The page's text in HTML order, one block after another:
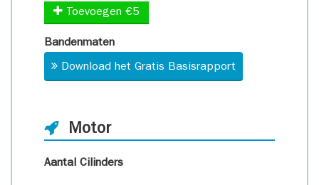
Toevoegen €5
Bandenmaten
Download het Gratis Basisrapport
Motor
Aantal Cilinders